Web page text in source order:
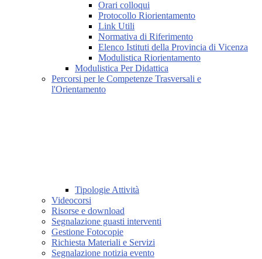
Orari colloqui
Protocollo Riorientamento
Link Utili
Normativa di Riferimento
Elenco Istituti della Provincia di Vicenza
Modulistica Riorientamento
Modulistica Per Didattica
Percorsi per le Competenze Trasversali e
l'Orientamento
Tipologie Attività
Videocorsi
Risorse e download
Segnalazione guasti interventi
Gestione Fotocopie
Richiesta Materiali e Servizi
Segnalazione notizia evento